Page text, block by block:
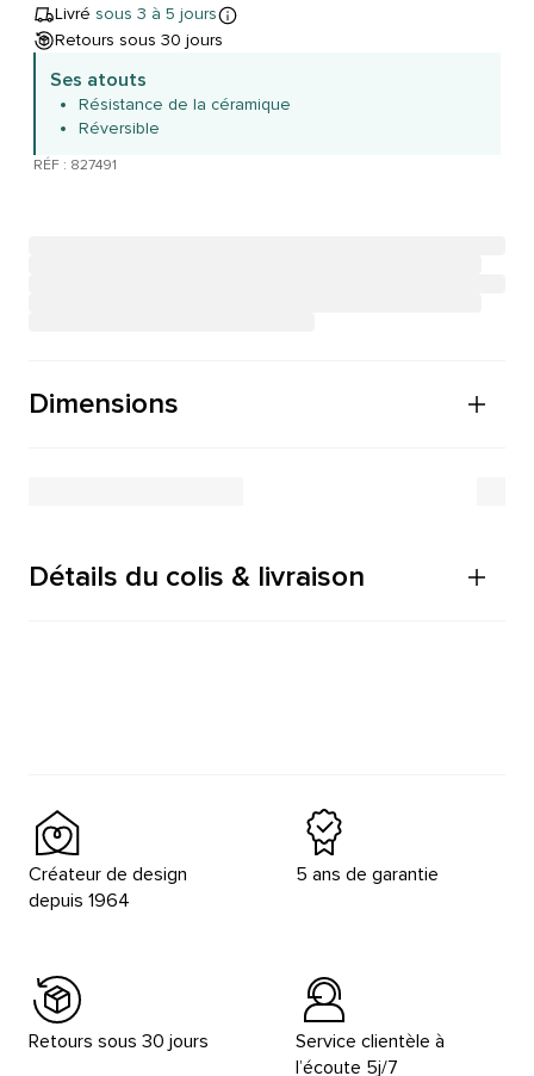
Livré sous 3 à 5 jours
Retours sous 30 jours
Ses atouts
Résistance de la céramique
Réversible
RÉF : 827491
Dimensions
Détails du colis & livraison
Créateur de design
depuis 1964
5 ans de garantie
Retours sous 30 jours
Service clientèle à
l’écoute 5j/7